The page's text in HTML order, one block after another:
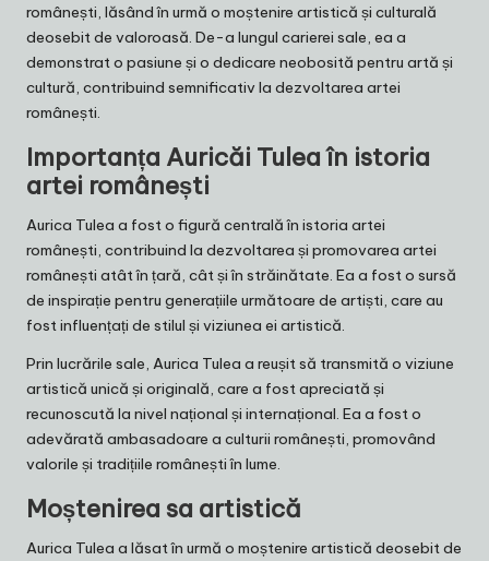
românești, lăsând în urmă o moștenire artistică și culturală
deosebit de valoroasă. De-a lungul carierei sale, ea a
demonstrat o pasiune și o dedicare neobosită pentru artă și
cultură, contribuind semnificativ la dezvoltarea artei
românești.
Importanța Auricăi Tulea în istoria
artei românești
Aurica Tulea a fost o figură centrală în istoria artei
românești, contribuind la dezvoltarea și promovarea artei
românești atât în țară, cât și în străinătate. Ea a fost o sursă
de inspirație pentru generațiile următoare de artiști, care au
fost influențați de stilul și viziunea ei artistică.
Prin lucrările sale, Aurica Tulea a reușit să transmită o viziune
artistică unică și originală, care a fost apreciată și
recunoscută la nivel național și internațional. Ea a fost o
adevărată ambasadoare a culturii românești, promovând
valorile și tradițiile românești în lume.
Moștenirea sa artistică
Aurica Tulea a lăsat în urmă o moștenire artistică deosebit de